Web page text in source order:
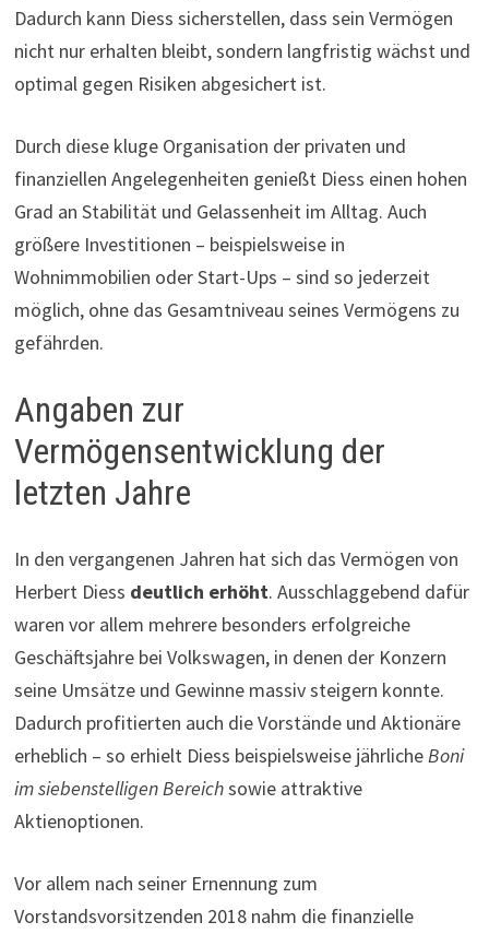
Dadurch kann Diess sicherstellen, dass sein Vermögen
nicht nur erhalten bleibt, sondern langfristig wächst und
optimal gegen Risiken abgesichert ist.
Durch diese kluge Organisation der privaten und
finanziellen Angelegenheiten genießt Diess einen hohen
Grad an Stabilität und Gelassenheit im Alltag. Auch
größere Investitionen – beispielsweise in
Wohnimmobilien oder Start-Ups – sind so jederzeit
möglich, ohne das Gesamtniveau seines Vermögens zu
gefährden.
Angaben zur
Vermögensentwicklung der
letzten Jahre
In den vergangenen Jahren hat sich das Vermögen von
Herbert Diess deutlich erhöht. Ausschlaggebend dafür
waren vor allem mehrere besonders erfolgreiche
Geschäftsjahre bei Volkswagen, in denen der Konzern
seine Umsätze und Gewinne massiv steigern konnte.
Dadurch profitierten auch die Vorstände und Aktionäre
erheblich – so erhielt Diess beispielsweise jährlicheBoni
im siebenstelligen Bereichsowie attraktive
Aktienoptionen.
Vor allem nach seiner Ernennung zum
Vorstandsvorsitzenden 2018 nahm die finanzielle